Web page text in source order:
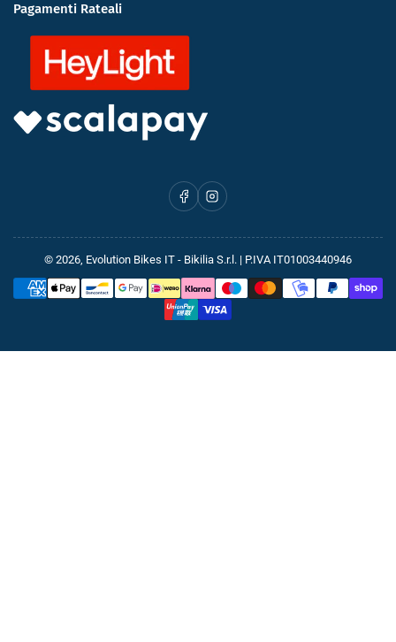
Pagamenti Rateali
FacebookInstagram
© 2026, Evolution Bikes IT - Bikilia S.r.l. | P.IVA IT01003440946
Metodi
di
pagamento